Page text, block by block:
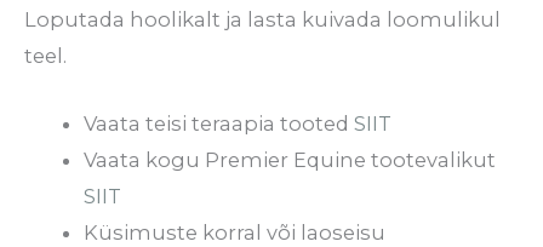
Loputada hoolikalt ja lasta kuivada loomulikul
teel.
Vaata teisi teraapia tootedSIIT
Vaata kogu Premier Equine tootevalikut
SIIT
Küsimuste korral või laoseisu